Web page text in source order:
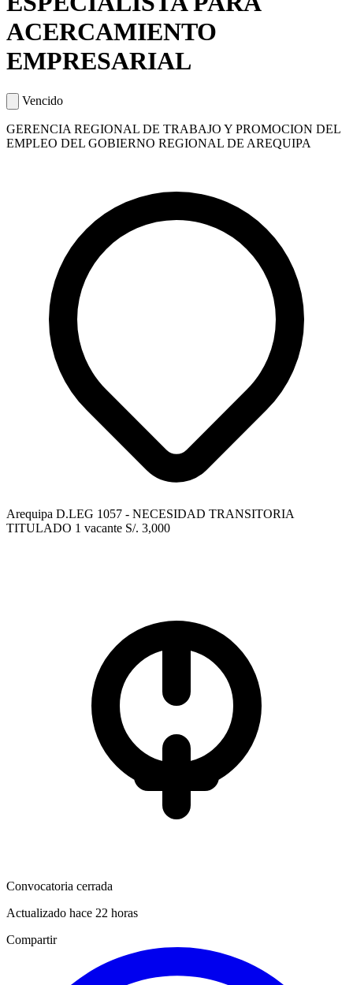
ACERCAMIENTO
EMPRESARIAL
Vencido
GERENCIA REGIONAL DE TRABAJO Y PROMOCION DEL
EMPLEO DEL GOBIERNO REGIONAL DE AREQUIPA
Arequipa D.LEG 1057 - NECESIDAD TRANSITORIA
TITULADO 1 vacante S/. 3,000
Convocatoria cerrada
Actualizado hace 22 horas
Compartir